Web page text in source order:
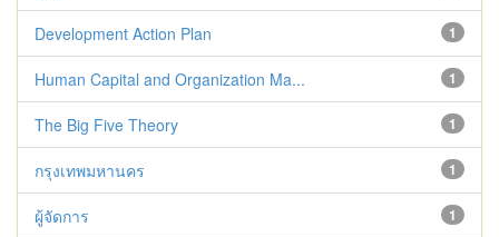
1
Development Action Plan
1
Human Capital and Organization Ma...
1
The Big Five Theory
1
กรุงเทพมหานคร
1
ผู้จัดการ